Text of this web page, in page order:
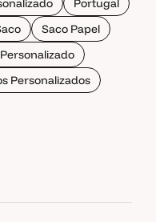
Portugal
Saco Papel
Personalizados